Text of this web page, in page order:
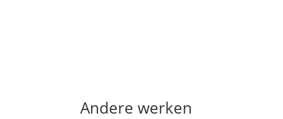
Andere werken